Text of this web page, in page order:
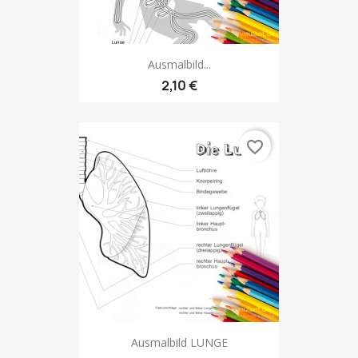
Ausmalbild...
2,10 €
Ausmalbild LUNGE
favorite_border